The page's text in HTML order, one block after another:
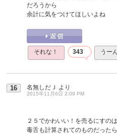
だろうから
余計に気をつけてほしいよね
それな！ 343 うー
16 名無しだＪ より
2015年11月6日 2:09 PM
２５でかわいい！を売るにすの
毒舌も計算されてのものだった